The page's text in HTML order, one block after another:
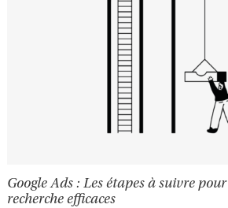
Google Ads : Les étapes à suivre
recherche efficaces